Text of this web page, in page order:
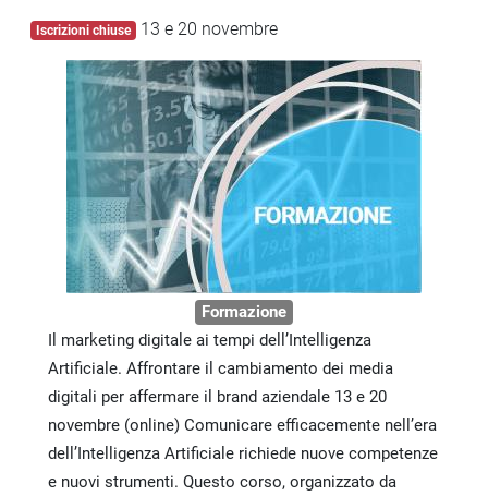
Iscrizioni chiuse 13 e 20 novembre
Formazione
Il marketing digitale ai tempi dell’Intelligenza
Artificiale. Affrontare il cambiamento dei media
digitali per affermare il brand aziendale 13 e 20
novembre (online) Comunicare efficacemente nell’era
dell’Intelligenza Artificiale richiede nuove competenze
e nuovi strumenti. Questo corso, organizzato da